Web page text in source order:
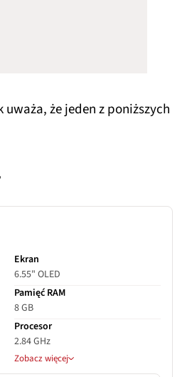
uważa, że jeden z poniższych
Ekran
6.55" OLED
Pamięć RAM
8 GB
Procesor
2.84 GHz
Zobacz więcej